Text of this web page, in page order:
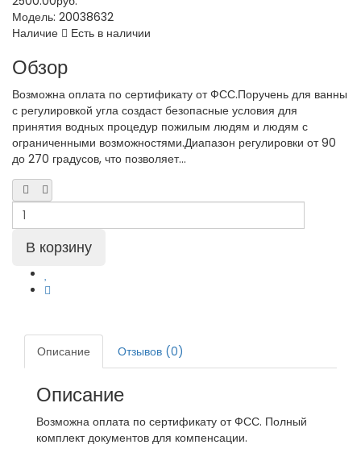
Модель: 20038632
Наличие
Есть в наличии
Обзор
Возможна оплата по сертификату от ФСС.Поручень для ванны
с регулировкой угла создаст безопасные условия для
принятия водных процедур пожилым людям и людям с
ограниченными возможностями.Диапазон регулировки от 90
до 270 градусов, что позволяет...
Описание Отзывов (0)
Описание
Возможна оплата по сертификату от ФСС. Полный
комплект документов для компенсации.